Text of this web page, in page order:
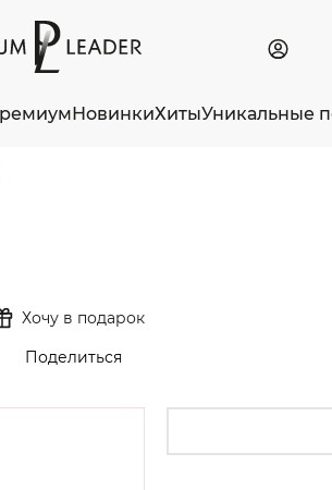
НовинкиХитыУникальные
Хочу в подарок
Поделиться